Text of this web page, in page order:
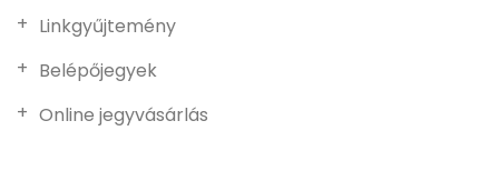
Linkgyűjtemény
Belépőjegyek
Online jegyvásárlás